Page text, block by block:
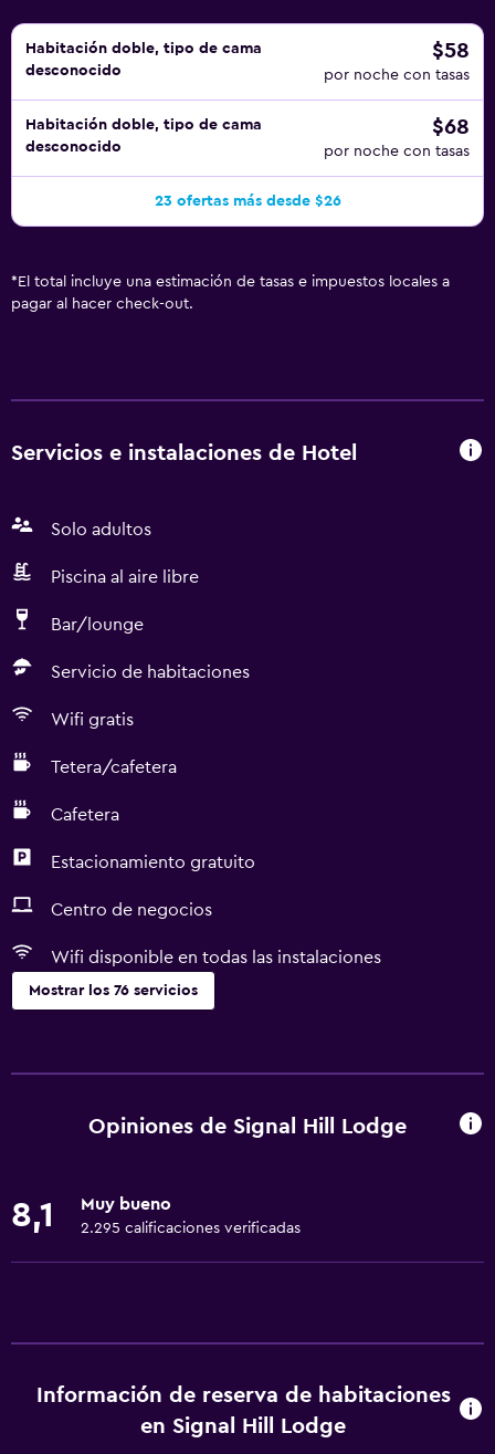
Habitación doble, tipo de cama
desconocido
$58
por noche con tasas
Habitación doble, tipo de cama
desconocido
$68
por noche con tasas
23 ofertas más desde $26
* El total incluye una estimación de tasas e impuestos locales a
pagar al hacer check-out.
Servicios e instalaciones de Hotel
Solo adultos
Piscina al aire libre
Bar/lounge
Servicio de habitaciones
Wifi gratis
Tetera/cafetera
Cafetera
Estacionamiento gratuito
Centro de negocios
Wifi disponible en todas las instalaciones
Mostrar los 76 servicios
Wifi gratis
Extinguidor
Gel de ducha
Aire acondicionado
Opiniones de Signal Hill Lodge
8,1 Muy bueno
2.295 calificaciones verificadas
Información de reserva de habitaciones
en Signal Hill Lodge